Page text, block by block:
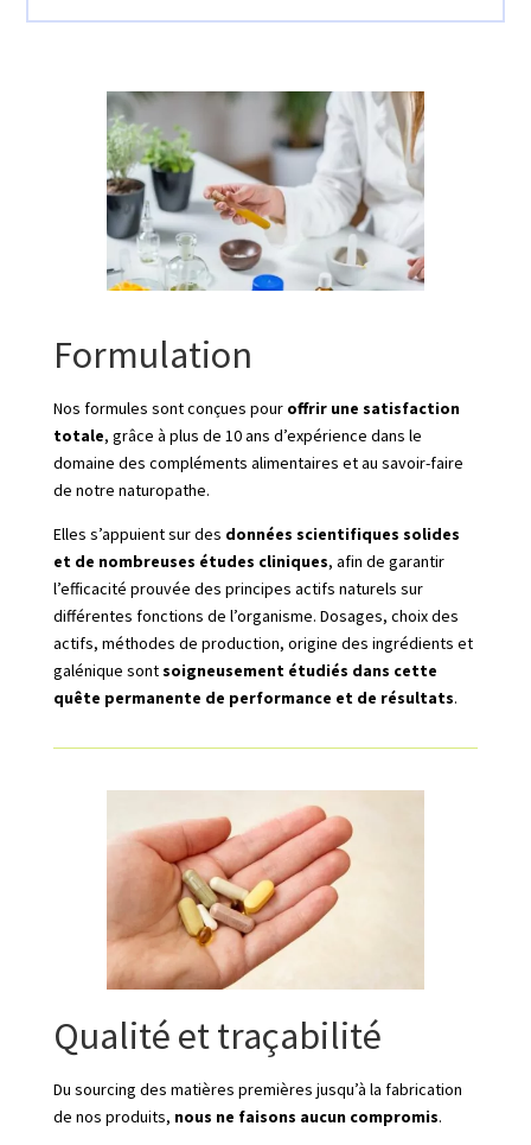
Formulation
Nos formules sont conçues pour offrir une satisfaction
totale, grâce à plus de 10 ans d’expérience dans le
domaine des compléments alimentaires et au savoir-faire
de notre naturopathe.
Elles s’appuient sur des données scientifiques solides
et de nombreuses études cliniques, afin de garantir
l’efficacité prouvée des principes actifs naturels sur
différentes fonctions de l’organisme. Dosages, choix des
actifs, méthodes de production, origine des ingrédients et
galénique sontsoigneusement étudiés dans cette
quête permanente de performance et de résultats.
Qualité et traçabilité
Du sourcing des matières premières jusqu’à la fabrication
de nos produits, nous ne faisons aucun compromis.